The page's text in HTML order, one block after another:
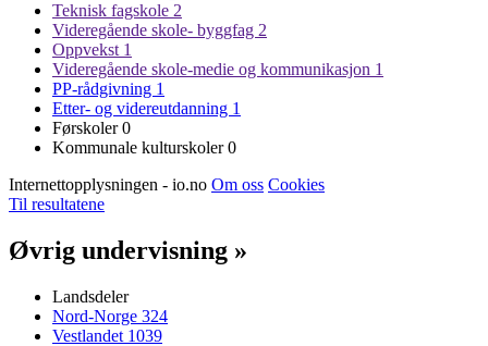
Teknisk fagskole 2
Videregående skole- byggfag 2
Oppvekst 1
Videregående skole-medie og kommunikasjon 1
PP-rådgivning 1
Etter- og videreutdanning 1
Førskoler0
Kommunale kulturskoler0
Internettopplysningen - io.no Om oss Cookies
Til resultatene
Øvrig undervisning »
Landsdeler
Nord-Norge 324
Vestlandet 1039